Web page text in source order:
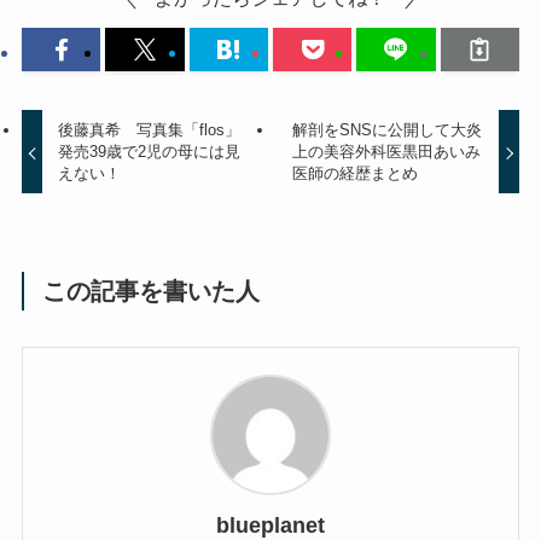
後藤真希 写真集「flos」
発売39歳で2児の母には見
えない！
解剖をSNSに公開して大炎
上の美容外科医黒田あいみ
医師の経歴まとめ
この記事を書いた人
blueplanet